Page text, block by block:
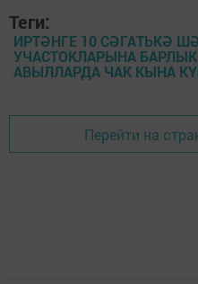
Теги:
ИРТӘНГЕ 10 СӘГАТЬКӘ
УЧАСТОКЛАРЫНА
АВЫЛЛАРДА ЧАК КЫНА
Перейти на